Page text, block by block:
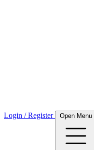
Login / Register Open Menu